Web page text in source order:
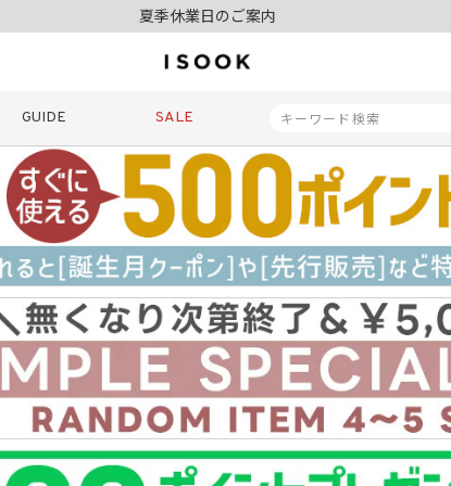
令和8年熊本地震の影響によるお荷物のお届けについて
新規会員登録でもれなく500ポイントプレゼント
令和8年熊本地震の影響によるお荷物のお届けについて
GUIDE SALE
商品番号
再入荷 SALE
商品タイプ
ORIGINAL HIT
価格（税込）
〜